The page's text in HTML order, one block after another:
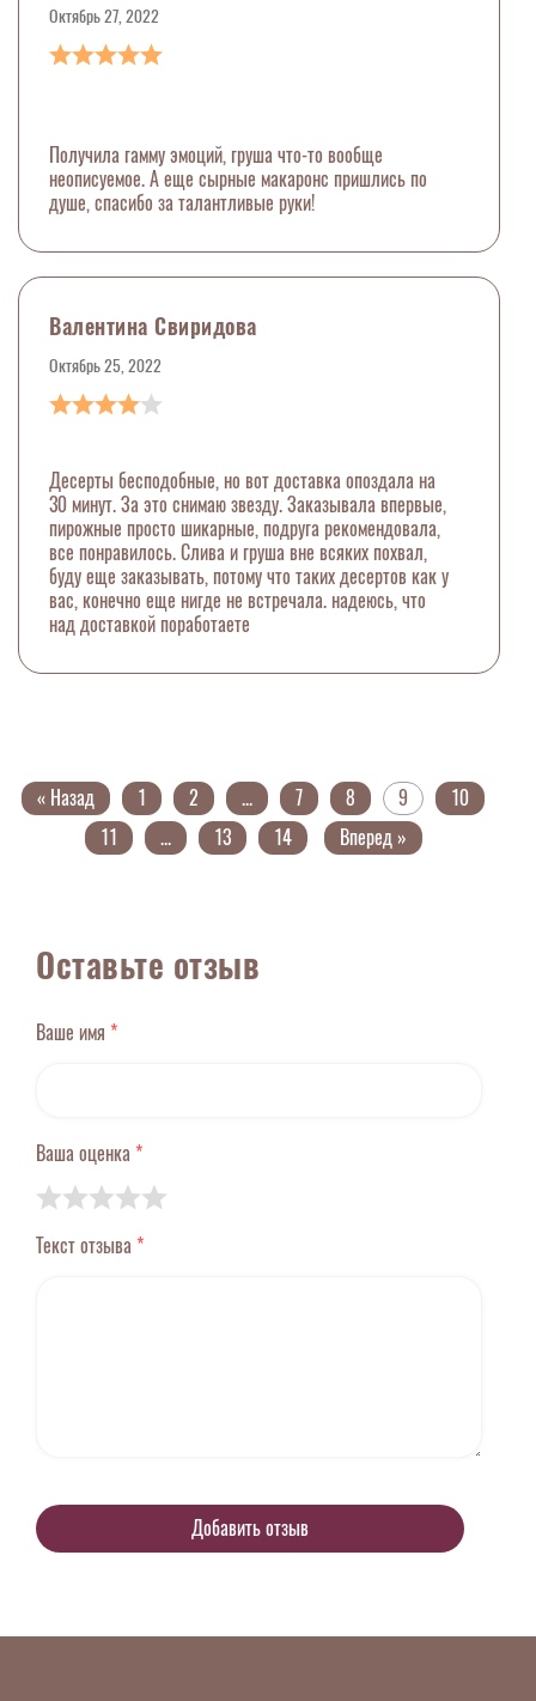
Октябрь 27, 2022
Получила гамму эмоций, груша что-то вообще
неописуемое. А еще сырные макаронс пришлись по
душе, спасибо за талантливые руки!
Валентина Свиридова
Октябрь 25, 2022
Десерты бесподобные, но вот доставка опоздала на
30 минут. За это снимаю звезду. Заказывала впервые,
пирожные просто шикарные, подруга рекомендовала,
все понравилось. Слива и груша вне всяких похвал,
буду еще заказывать, потому что таких десертов как у
вас, конечно еще нигде не встречала. надеюсь, что
над доставкой поработаете
« Назад 1 2 ... 7 8 9
10
11
... 13 14 Вперед »
Оставьте отзыв
Ваше имя *
Ваша оценка *
Текст отзыва *